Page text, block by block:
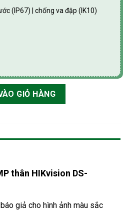
(IP67) | chống va đập (IK10)
HIKvision DS-2CD2027G2-LU số
GIỎ HÀNG
thân HIKvision DS-
giả cho hình ảnh màu sắc